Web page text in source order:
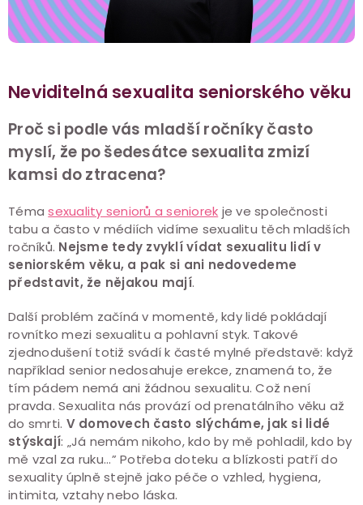
Neviditelná sexualita seniorského věku
Proč si podle vás mladší ročníky často
myslí, že po šedesátce sexualita zmizí
kamsi do ztracena?
Témasexuality seniorů a seniorek je ve společnosti
tabu a často v médiích vidíme sexualitu těch mladších
ročníků. Nejsme tedy zvyklí vídat sexualitu lidí v
seniorském věku, a pak si ani nedovedeme
představit, že nějakou mají.
Další problém začíná v momentě, kdy lidé pokládají
rovnítko mezi sexualitu a pohlavní styk. Takové
zjednodušení totiž svádí k časté mylné představě: když
například senior nedosahuje erekce, znamená to, že
tím pádem nemá ani žádnou sexualitu. Což není
pravda. Sexualita nás provází od prenatálního věku až
do smrti. V domovech často slýcháme, jak si lidé
stýskají: „Já nemám nikoho, kdo by mě pohladil, kdo by
mě vzal za ruku...” Potřeba doteku a blízkosti patří do
sexuality úplně stejně jako péče o vzhled, hygiena,
intimita, vztahy nebo láska.